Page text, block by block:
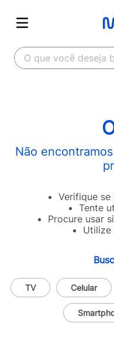
O que você deseja
Não
Verifique
Tente
Procure usar
Utilize
TV Celular